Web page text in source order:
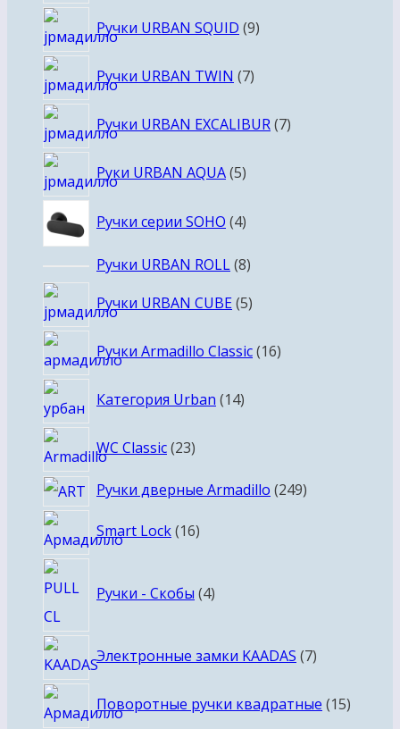
Ручки URBAN SQUID 99
Ручки URBAN TWIN 77
Ручки URBAN EXCALIBUR 77
Руки URBAN AQUA 55
Ручки серии SOHO 44
Ручки URBAN ROLL 88
Ручки URBAN CUBE 55
Ручки Armadillo Classic 1616
Категория Urban 1414
WC Classic 2323
Ручки дверные Armadillo 249249
Smart Lock 1616
Ручки - Скобы 4товара
Электронные замки KAADAS 77
Поворотные ручки квадратные 1515